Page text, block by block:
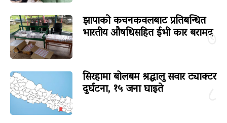
७
झापाको कचनकवलबाट प्रतिबन्धित
भारतीय औषधिसहित ईभी कार बरामद
सिरहामा बोलबम श्रद्धालु सवार ट्याक्टर
दुर्घटना, १५ जना घाइते